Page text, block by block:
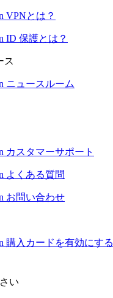
VPNとは？
ID 保護とは？
ス
ニュースルーム
カスタマーサポート
よくある質問
お問い合わせ
購入カードを有効にする
い